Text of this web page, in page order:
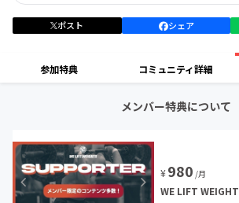
ポスト シェア
参加特典 コミュニティ詳細
メンバー特典について
¥980 /月
WE LIFT